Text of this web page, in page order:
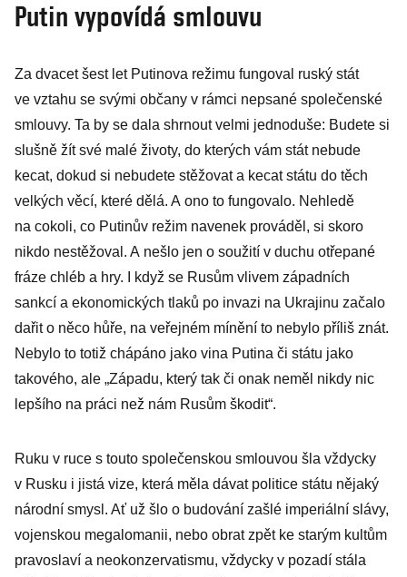
Putin vypovídá smlouvu
Za dvacet šest let Putinova režimu fungoval ruský stát
ve vztahu se svými občany v rámci nepsané společenské
smlouvy. Ta by se dala shrnout velmi jednoduše: Budete si
slušně žít své malé životy, do kterých vám stát nebude
kecat, dokud si nebudete stěžovat a kecat státu do těch
velkých věcí, které dělá. A ono to fungovalo. Nehledě
na cokoli, co Putinův režim navenek prováděl, si skoro
nikdo nestěžoval. A nešlo jen o soužití v duchu otřepané
fráze chléb a hry. I když se Rusům vlivem západních
sankcí a ekonomických tlaků po invazi na Ukrajinu začalo
dařit o něco hůře, na veřejném mínění to nebylo příliš znát.
Nebylo to totiž chápáno jako vina Putina či státu jako
takového, ale „Západu, který tak či onak neměl nikdy nic
lepšího na práci než nám Rusům škodit“.
Ruku v ruce s touto společenskou smlouvou šla vždycky
v Rusku i jistá vize, která měla dávat politice státu nějaký
národní smysl. Ať už šlo o budování zašlé imperiální slávy,
vojenskou megalomanii, nebo obrat zpět ke starým kultům
pravoslaví a neokonzervatismu, vždycky v pozadí stála